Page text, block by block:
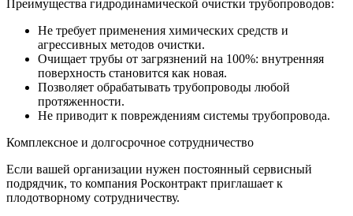
Преимущества гидродинамической очистки трубопроводов:
Не требует применения химических средств и
агрессивных методов очистки.
Очищает трубы от загрязнений на 100%: внутренняя
поверхность становится как новая.
Позволяет обрабатывать трубопроводы любой
протяженности.
Не приводит к повреждениям системы трубопровода.
Комплексное и долгосрочное сотрудничество
Если вашей организации нужен постоянный сервисный
подрядчик, то компания Росконтракт приглашает к
плодотворному сотрудничеству.